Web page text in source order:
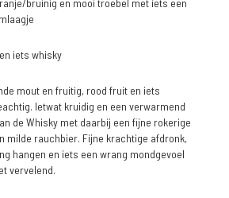
bruinig en mooi troebel met iets een
iets whisky
mout en fruitig, rood fruit en iets
Ietwat kruidig en een verwarmend
de Whisky met daarbij een fijne rokerige
milde rauchbier. Fijne krachtige afdronk,
hangen en iets een wrang mondgevoel
vervelend.